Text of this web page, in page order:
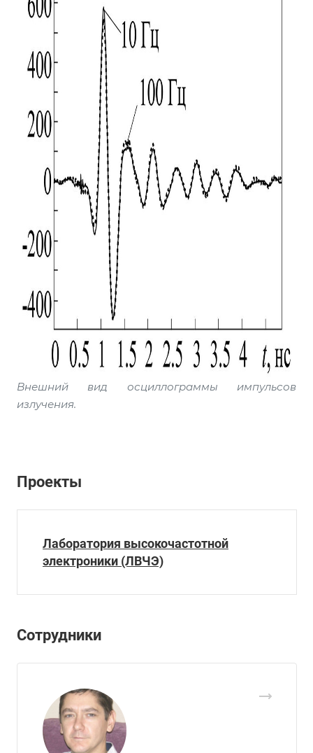
Внешний вид осциллограммы импульсов
излучения.
Проекты
Лаборатория высокочастотной
электроники (ЛВЧЭ)
Сотрудники